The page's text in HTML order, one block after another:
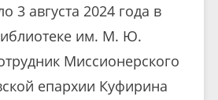
3 августа 2024 года в
им. М. Ю.
Миссионерского
епархии Куфирина